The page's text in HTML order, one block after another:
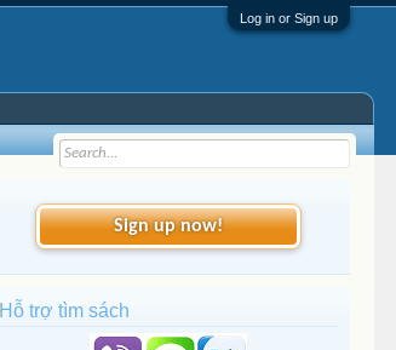
Log in or Sign up
Sign up now!
Hỗ trợ tìm sách